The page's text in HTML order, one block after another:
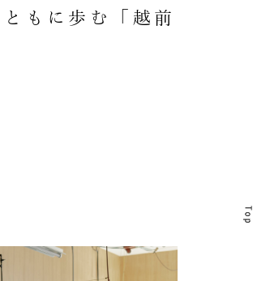
もに歩む「越前